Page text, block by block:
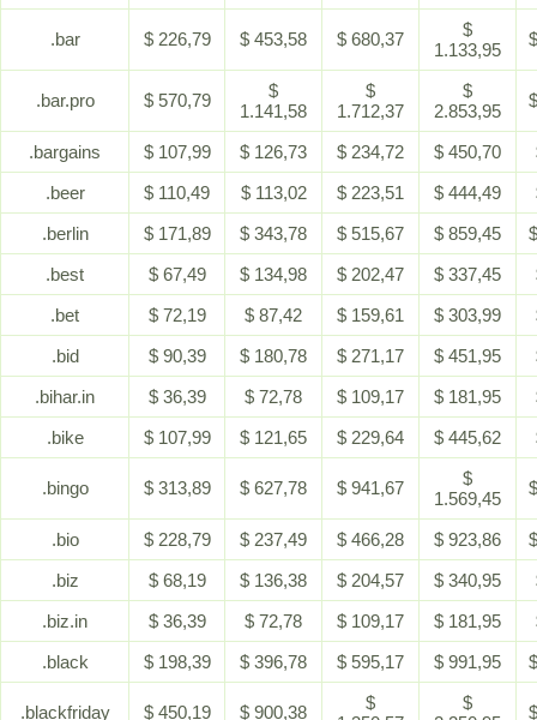
.bar $ 226,79 $ 453,58 $ 680,37
$
1.133,95
.bar.pro $ 570,79
$
1.141,58
$
1.712,37
$
2.853,95
.bargains $ 107,99 $ 126,73 $ 234,72 $ 450,70
.beer
$ 110,49 $ 113,02 $ 223,51 $ 444,49
.berlin
$ 171,89 $ 343,78 $ 515,67 $ 859,45
.best
$ 67,49 $ 134,98 $ 202,47 $ 337,45
.bet
$ 72,19 $ 87,42 $ 159,61 $ 303,99
.bid
$ 90,39 $ 180,78 $ 271,17 $ 451,95
.bihar.in
$ 36,39 $ 72,78 $ 109,17 $ 181,95
.bike
$ 107,99 $ 121,65 $ 229,64 $ 445,62
.bingo $ 313,89 $ 627,78 $ 941,67
$
1.569,45
.bio $ 228,79 $ 237,49 $ 466,28 $ 923,86
.biz
$ 68,19 $ 136,38 $ 204,57 $ 340,95
.biz.in
$ 36,39 $ 72,78 $ 109,17 $ 181,95
.black
$ 198,39 $ 396,78 $ 595,17 $ 991,95
.blackfriday $ 450,19 $ 900,38
$
$